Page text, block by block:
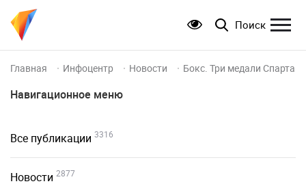
Поиск
Главная Инфоцентр Новости Бокс. Три медали
Навигационное меню
Все публикации 3316
Новости 2877